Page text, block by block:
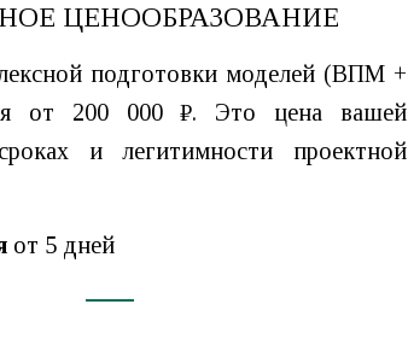
ЦЕНООБРАЗОВАНИЕ
подготовки моделей (ВПМ +
от 200 000 ₽. Это цена вашей
и легитимности проектной
от 5 дней